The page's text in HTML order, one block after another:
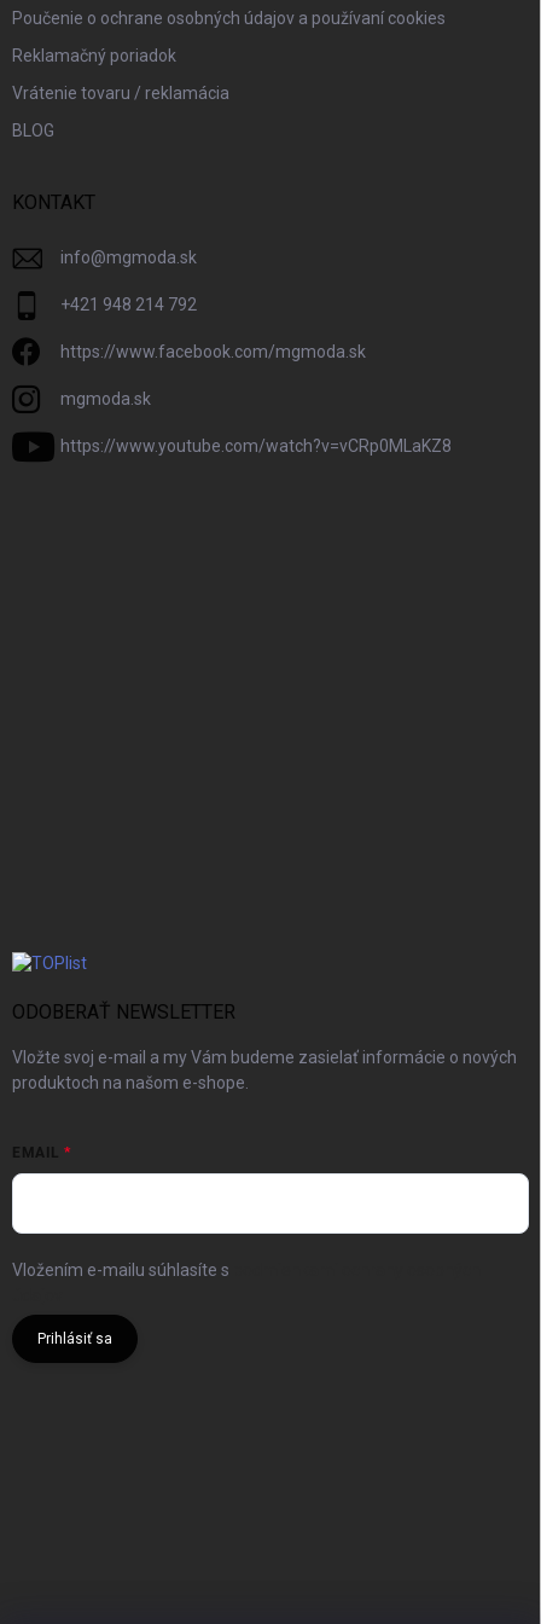
Poučenie o ochrane osobných údajov a používaní cookies
Reklamačný poriadok
Vrátenie tovaru / reklamácia
BLOG
KONTAKT
info@mgmoda.sk
+421 948 214 792
https://www.facebook.com/mgmoda.sk
mgmoda.sk
https://www.youtube.com/watch?v=vCRp0MLaKZ8
ODOBERAŤ NEWSLETTER
Vložte svoj e-mail a my Vám budeme zasielať informácie o nových
produktoch na našom e-shope.
EMAIL
Vložením e-mailu súhlasíte s
Prihlásiť sa